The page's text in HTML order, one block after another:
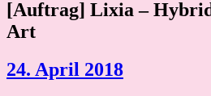
[Auftrag] Lixia –
Art
24. April 2018